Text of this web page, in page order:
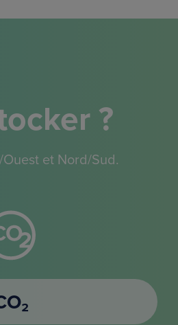
?
et Nord/Sud.